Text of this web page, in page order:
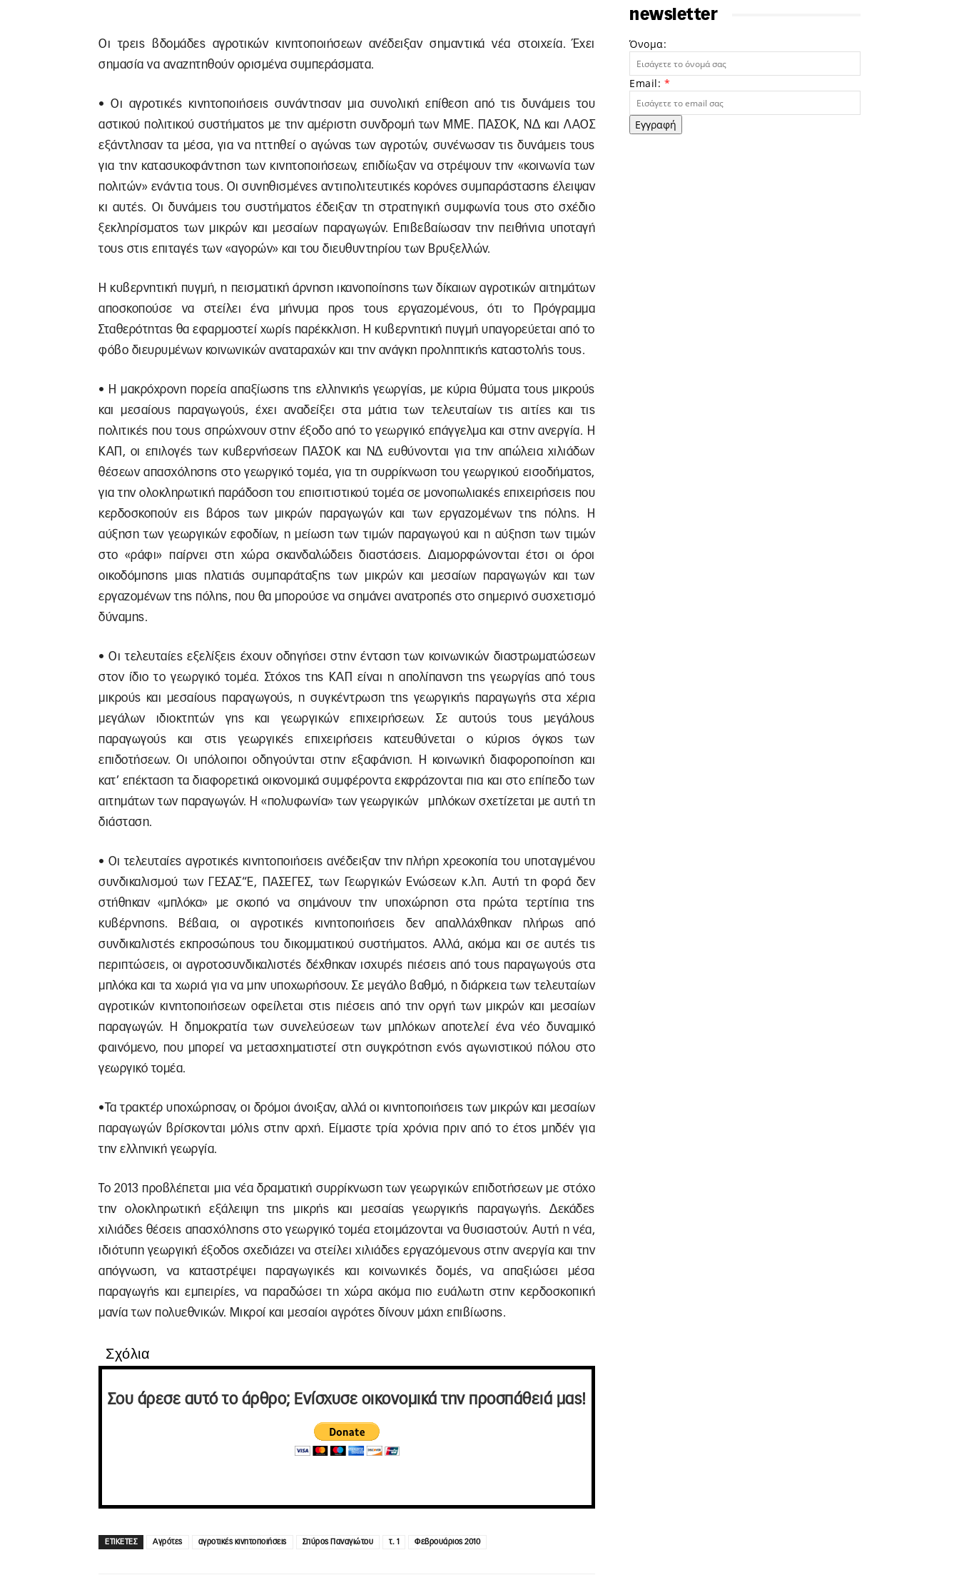
Οι τρεις βδομάδες αγροτικών κινητοποιήσεων ανέδειξαν σημαντικά νέα στοιχεία. Έχει
σημασία να αναζητηθούν ορισμένα συμπεράσματα.
• Οι αγροτικές κινητοποιήσεις συνάντησαν μια συνολική επίθεση από τις δυνάμεις του
αστικού πολιτικού συστήματος με την αμέριστη συνδρομή των ΜΜΕ. ΠΑΣΟΚ, ΝΔ και ΛΑΟΣ
εξάντλησαν τα μέσα, για να ηττηθεί ο αγώνας των αγροτών, συνένωσαν τις δυνάμεις τους
για την κατασυκοφάντηση των κινητοποιήσεων, επιδίωξαν να στρέψουν την «κοινωνία των
πολιτών» ενάντια τους. Οι συνηθισμένες αντιπολιτευτικές κορόνες συμπαράστασης έλειψαν
κι αυτές. Οι δυνάμεις του συστήματος έδειξαν τη στρατηγική συμφωνία τους στο σχέδιο
ξεκληρίσματος των μικρών και μεσαίων παραγωγών. Επιβεβαίωσαν την πειθήνια υποταγή
τους στις επιταγές των «αγορών» και του διευθυντηρίου των Βρυξελλών.
Η κυβερνητική πυγμή, η πεισματική άρνηση ικανοποίησης των δίκαιων αγροτικών αιτημάτων
αποσκοπούσε να στείλει ένα μήνυμα προς τους εργαζομένους, ότι το Πρόγραμμα
Σταθερότητας θα εφαρμοστεί χωρίς παρέκκλιση. Η κυβερνητική πυγμή υπαγορεύεται από το
φόβο διευρυμένων κοινωνικών αναταραχών και την ανάγκη προληπτικής καταστολής τους.
• Η μακρόχρονη πορεία απαξίωσης της ελληνικής γεωργίας, με κύρια θύματα τους μικρούς
και μεσαίους παραγωγούς, έχει αναδείξει στα μάτια των τελευταίων τις αιτίες και τις
πολιτικές που τους σπρώχνουν στην έξοδο από το γεωργικό επάγγελμα και στην ανεργία. Η
ΚΑΠ, οι επιλογές των κυβερνήσεων ΠΑΣΟΚ και ΝΔ ευθύνονται για την απώλεια χιλιάδων
θέσεων απασχόλησης στο γεωργικό τομέα, για τη συρρίκνωση του γεωργικού εισοδήματος,
για την ολοκληρωτική παράδοση του επισιτιστικού τομέα σε μονοπωλιακές επιχειρήσεις που
κερδοσκοπούν εις βάρος των μικρών παραγωγών και των εργαζομένων της πόλης. Η
αύξηση των γεωργικών εφοδίων, η μείωση των τιμών παραγωγού και η αύξηση των τιμών
στο «ράφι» παίρνει στη χώρα σκανδαλώδεις διαστάσεις. Διαμορφώνονται έτσι οι όροι
οικοδόμησης μιας πλατιάς συμπαράταξης των μικρών και μεσαίων παραγωγών και των
εργαζομένων της πόλης, που θα μπορούσε να σημάνει ανατροπές στο σημερινό συσχετισμό
δύναμης.
• Οι τελευταίες εξελίξεις έχουν οδηγήσει στην ένταση των κοινωνικών διαστρωματώσεων
στον ίδιο το γεωργικό τομέα. Στόχος της ΚΑΠ είναι η απολίπανση της γεωργίας από τους
μικρούς και μεσαίους παραγωγούς, η συγκέντρωση της γεωργικής παραγωγής στα χέρια
μεγάλων ιδιοκτητών γης και γεωργικών επιχειρήσεων. Σε αυτούς τους μεγάλους
παραγωγούς και στις γεωργικές επιχειρήσεις κατευθύνεται ο κύριος όγκος των
επιδοτήσεων. Οι υπόλοιποι οδηγούνται στην εξαφάνιση. Η κοινωνική διαφοροποίηση και
κατ’ επέκταση τα διαφορετικά οικονομικά συμφέροντα εκφράζονται πια και στο επίπεδο των
αιτημάτων των παραγωγών. Η «πολυφωνία» των γεωργικών μπλόκων σχετίζεται με αυτή τη
διάσταση.
• Οι τελευταίες αγροτικές κινητοποιήσεις ανέδειξαν την πλήρη χρεοκοπία του υποταγμένου
συνδικαλισμού των ΓΕΣΑΣ“Ε, ΠΑΣΕΓΕΣ, των Γεωργικών Ενώσεων κ.λπ. Αυτή τη φορά δεν
στήθηκαν «μπλόκα» με σκοπό να σημάνουν την υποχώρηση στα πρώτα τερτίπια της
κυβέρνησης. Βέβαια, οι αγροτικές κινητοποιήσεις δεν απαλλάχθηκαν πλήρως από
συνδικαλιστές εκπροσώπους του δικομματικού συστήματος. Αλλά, ακόμα και σε αυτές τις
περιπτώσεις, οι αγροτοσυνδικαλιστές δέχθηκαν ισχυρές πιέσεις από τους παραγωγούς στα
μπλόκα και τα χωριά για να μην υποχωρήσουν. Σε μεγάλο βαθμό, η διάρκεια των τελευταίων
αγροτικών κινητοποιήσεων οφείλεται στις πιέσεις από την οργή των μικρών και μεσαίων
παραγωγών. Η δημοκρατία των συνελεύσεων των μπλόκων αποτελεί ένα νέο δυναμικό
φαινόμενο, που μπορεί να μετασχηματιστεί στη συγκρότηση ενός αγωνιστικού πόλου στο
γεωργικό τομέα.
•Τα τρακτέρ υποχώρησαν, οι δρόμοι άνοιξαν, αλλά οι κινητοποιήσεις των μικρών και μεσαίων
παραγωγών βρίσκονται μόλις στην αρχή. Είμαστε τρία χρόνια πριν από το έτος μηδέν για
την ελληνική γεωργία.
Το 2013 προβλέπεται μια νέα δραματική συρρίκνωση των γεωργικών επιδοτήσεων με στόχο
την ολοκληρωτική εξάλειψη της μικρής και μεσαίας γεωργικής παραγωγής. Δεκάδες
χιλιάδες θέσεις απασχόλησης στο γεωργικό τομέα ετοιμάζονται να θυσιαστούν. Αυτή η νέα,
ιδιότυπη γεωργική έξοδος σχεδιάζει να στείλει χιλιάδες εργαζόμενους στην ανεργία και την
απόγνωση, να καταστρέψει παραγωγικές και κοινωνικές δομές, να απαξιώσει μέσα
παραγωγής και εμπειρίες, να παραδώσει τη χώρα ακόμα πιο ευάλωτη στην κερδοσκοπική
μανία των πολυεθνικών. Μικροί και μεσαίοι αγρότες δίνουν μάχη επιβίωσης.
Σχόλια
Σου άρεσε αυτό το άρθρο; Ενίσχυσε οικονομικά την προσπάθειά μας!
ΕΤΙΚΕΤΕΣ Αγρότες αγροτικές κινητοποιήσεις Σπύρος Παναγιώτου τ. 1 Φεβρουάριος 2010
newsletter
Όνομα:
Email: *
Εγγραφή